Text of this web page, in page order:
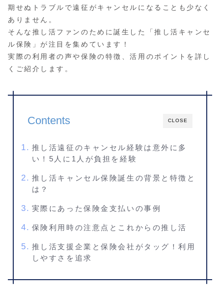
期せぬトラブルで遠征がキャンセルになることも少なく
ありません。
そんな推し活ファンのために誕生した「推し活キャンセ
ル保険」が注目を集めています！
実際の利用者の声や保険の特徴、活用のポイントを詳し
くご紹介します。
CLOSE
Contents
推し活遠征のキャンセル経験は意外に多
い！5人に1人が負担を経験
推し活キャンセル保険誕生の背景と特徴と
は？
実際にあった保険金支払いの事例
保険利用時の注意点とこれからの推し活
推し活支援企業と保険会社がタッグ！利用
しやすさを追求